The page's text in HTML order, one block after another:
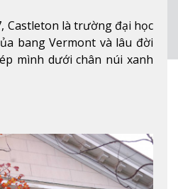
Castleton là trường đại học
bang Vermont và lâu đời
mình dưới chân núi xanh
viên có thể thưởng thức vẻ
từ mọi góc trong
thêm